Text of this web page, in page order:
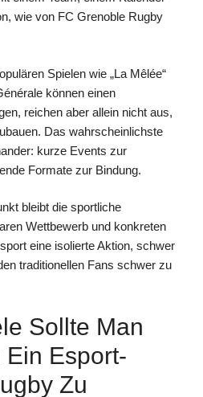
wie von FC Grenoble Rugby
Spielen wie „La Mêlée“
können einen
reichen aber allein nicht aus,
Das wahrscheinlichste
kurze Events zur
Formate zur Bindung.
bleibt die sportliche
Wettbewerb und konkreten
eine isolierte Aktion, schwer
traditionellen Fans schwer zu
Sollte Man
Esport-
Zu